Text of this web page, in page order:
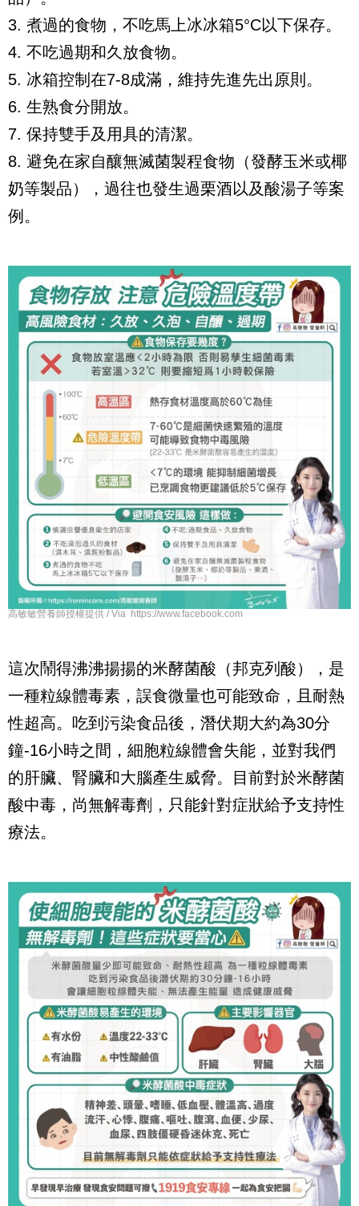
3. 煮過的食物，不吃馬上冰冰箱5°C以下保存。
4. 不吃過期和久放食物。
5. 冰箱控制在7-8成滿，維持先進先出原則。
6. 生熟食分開放。
7. 保持雙手及用具的清潔。
8. 避免在家自釀無滅菌製程食物（發酵玉米或椰
奶等製品），過往也發生過栗酒以及酸湯子等案
例。
高敏敏營養師授權提供 / Via https://www.facebook.com
這次鬧得沸沸揚揚的米酵菌酸（邦克列酸），是
一種粒線體毒素，誤食微量也可能致命，且耐熱
性超高。吃到污染食品後，潛伏期大約為30分
鐘-16小時之間，細胞粒線體會失能，並對我們
的肝臟、腎臟和大腦產生威脅。目前對於米酵菌
酸中毒，尚無解毒劑，只能針對症狀給予支持性
療法。